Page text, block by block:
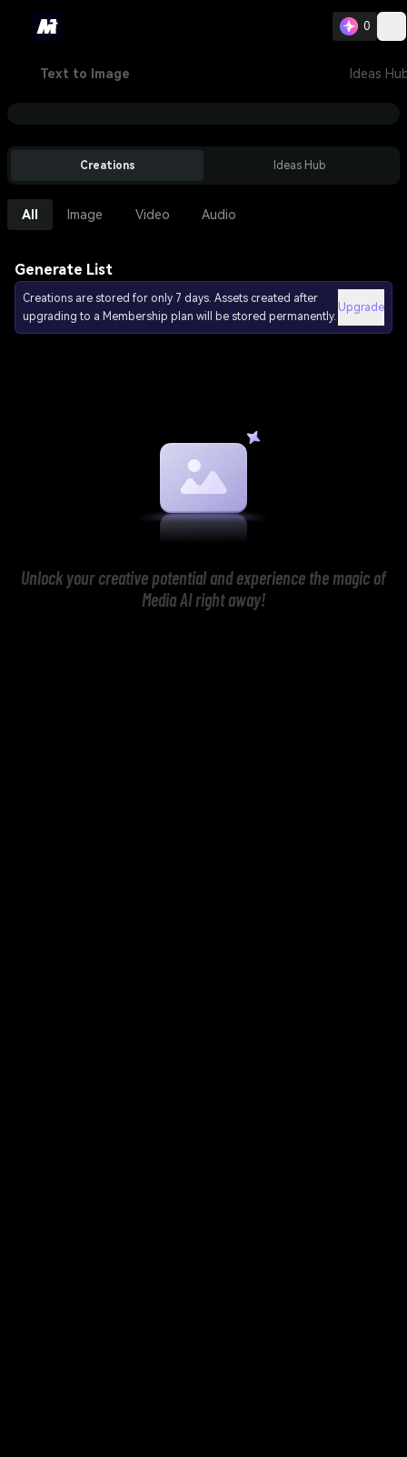
0
Text to Image Ideas
Creations Ideas Hub
All Image Video Audio
Generate List
Creations are stored for only 7 days. Assets created after
upgrading to a Membership plan will be stored permanently.
Upgrade
Unlock your creative potential and experience the magic of
Media AI right away!